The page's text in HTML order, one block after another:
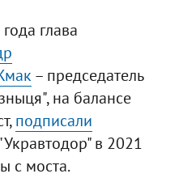
глава
– председатель
на балансе
подписали
в 2021
с моста.